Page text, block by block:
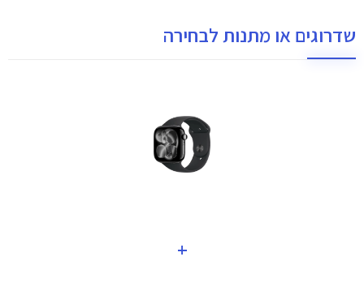
שדרוגים או מתנות לבחירה
+